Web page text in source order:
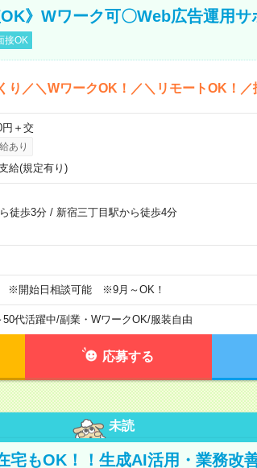
》Wワーク可〇Web広告運用サ
接OK
り／＼WワークOK！／＼リモートOK！／
＋交
あり
給(規定有り)
徒歩3分/ 新宿三丁目駅から徒歩4分
※開始日相談可能 ※9月～OK！
50代活躍中/副業・WワークOK/服装自由
応募する
未読
宅もOK！！生成AI活用・業務改